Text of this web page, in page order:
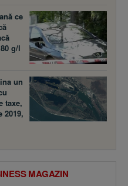
ce
g/l
un
taxe,
2019,
MAGAZIN